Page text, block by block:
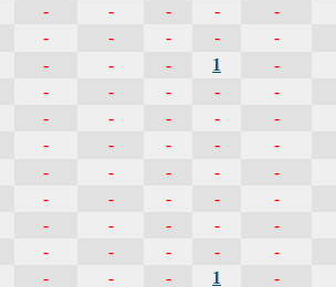
- - - -
-
- - - -
-
- - - 1
-
- - - -
-
- - - -
-
- - - -
-
- - - -
-
- - - -
-
- - - -
-
- - - -
-
- - - 1
-